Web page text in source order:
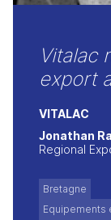
Vitalac
export
VITALAC
Jonathan
Regional
Bretagne
Equipements